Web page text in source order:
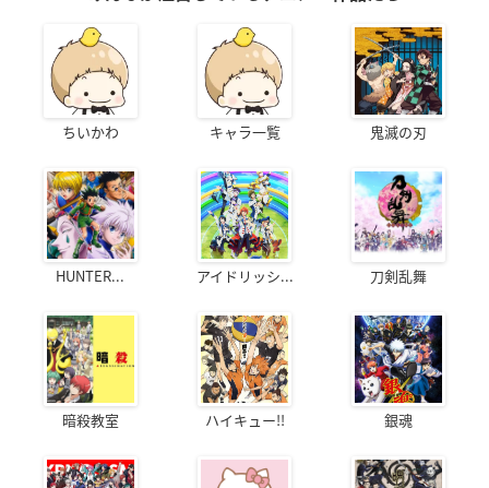
ちいかわ キャラ一覧 鬼滅の刃
HUNTER... アイドリッシ... 刀剣乱舞
暗殺教室 ハイキュー!! 銀魂